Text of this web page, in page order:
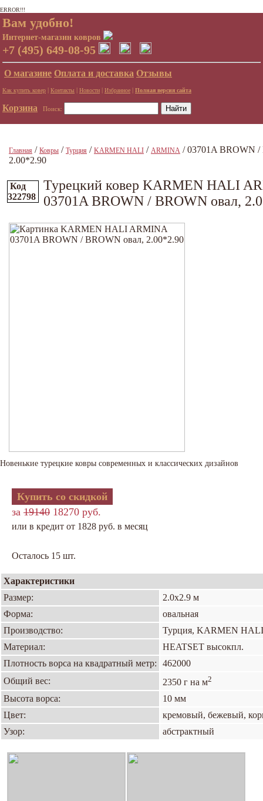
ERROR!!!
Вам удобно!
Интернет-магазин ковров
+7 (495) 649-08-95
О магазине Оплата и доставка Отзывы
Как купить ковер | Контакты | Новости | Избранное | Полная версия сайта
Корзина Поиск:
Главная / Ковры / Турция / KARMEN HALI / ARMINA / 03701A BROWN /
2.00*2.90
Код
322798
Турецкий ковер KARMEN HALI
03701A BROWN / BROWN овал,
Новенькие турецкие ковры современных и классических дизайнов
Купить со скидкой
за 19140 18270 руб.
или в кредит от 1828 руб. в месяц
Осталось 15 шт.
Характеристики
Размер:
2.0х2.9 м
Форма:
овальная
Производство:
Турция, KARMEN HALI
Материал:
HEATSET высокпл.
Плотность ворса на квадратный метр:
462000
Общий вес:
2350 г на м2
Высота ворса:
10 мм
Цвет:
кремовый, бежевый,
Узор:
абстрактный